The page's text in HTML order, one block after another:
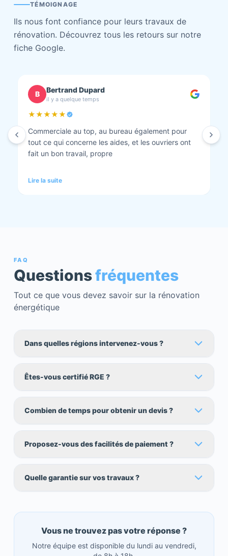
TÉMOIGNAGE
Ils nous font confiance pour leurs travaux de
rénovation. Découvrez tous les retours sur notre
fiche Google.
C chantal BOURBONNAIS
il y a quelque temps
★★★★★
Isolation combles et rénovation façade réalisés.
Travaux bien faits. Personnel au top minutieux et
tout est nickel quand ils ont finis. Vous pouvez y
Lire la suite
FAQ
Questionsfréquentes
Tout ce que vous devez savoir sur la rénovation
énergétique
Dans quelles régions intervenez-vous ?
Êtes-vous certifié RGE ?
Combien de temps pour obtenir un devis ?
Proposez-vous des facilités de paiement ?
Quelle garantie sur vos travaux ?
Vous ne trouvez pas votre réponse ?
Notre équipe est disponible du lundi au vendredi,